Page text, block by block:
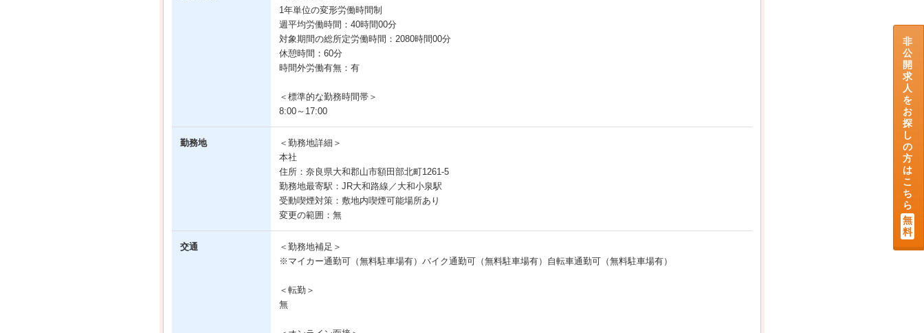
1年単位の変形労働時間制
週平均労働時間：40時間00分
対象期間の総所定労働時間：2080時間00分
休憩時間：60分
時間外労働有無：有
＜標準的な勤務時間帯＞
8:00～17:00
勤務地
＜勤務地詳細＞
本社
住所：奈良県大和郡山市額田部北町1261-5
勤務地最寄駅：JR大和路線／大和小泉駅
受動喫煙対策：敷地内喫煙可能場所あり
変更の範囲：無
交通
＜勤務地補足＞
※マイカー通勤可（無料駐車場有）バイク通勤可（無料駐車場有）自転車通勤可（無料駐車場有）
＜転勤＞
無
非
公
開
求
人
を
お
探
し
の
方
は
こ
ち
ら
無
料